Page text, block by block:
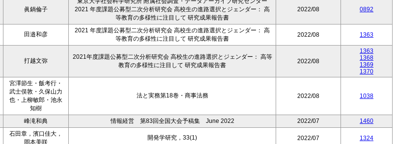
眞鍋倫子
2021 年度課題公募型二次分析研究会 高校生の進路選択とジェンダー： 高
等教育の多様性に注目して 研究成果報告書
2022/08 0892
田邉和彦
2021 年度課題公募型二次分析研究会 高校生の進路選択とジェンダー： 高
等教育の多様性に注目して 研究成果報告書
2022/08 1363
打越文弥
2021年度課題公募型二次分析研究会 高校生の進路選択とジェンダー： 高等
教育の多様性に注目して 研究成果報告書
2022/08
1363
1368
1369
1370
宮澤節生・飯考行・
武士俣敦・久保山力
也・上柳敏郎・池永
知樹
法と実務第18巻・商事法務 2022/08 1038
峰滝和典 情報経営 第83回全国大会予稿集 June 2022 2022/07 1460
石田章，濱口佳大，
岡本美咲
開発学研究，33(1) 2022/07 1324